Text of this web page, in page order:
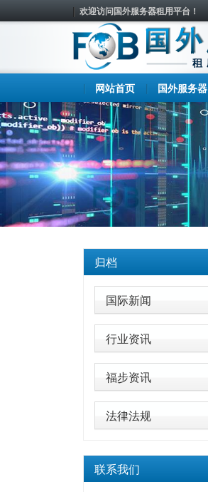
欢迎访问国外服务器租用平台！
网站首页 国外服务器
归档
国际新闻
行业资讯
福步资讯
法律法规
联系我们